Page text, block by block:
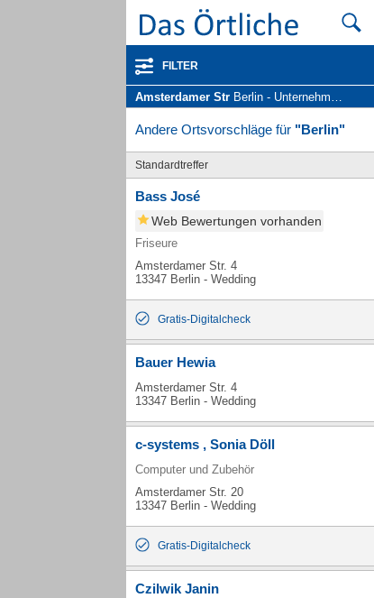
FILTER
Amsterdamer Str Berlin - Unternehmen und Personen
Andere Ortsvorschläge für "Berlin"
Standardtreffer
Bass José
Web Bewertungen vorhanden
Friseure
Amsterdamer Str. 4
13347 Berlin - Wedding
Gratis-Digitalcheck
Bauer Hewia
Amsterdamer Str. 4
13347 Berlin - Wedding
c-systems , Sonia Döll
Computer und Zubehör
Amsterdamer Str. 20
13347 Berlin - Wedding
Gratis-Digitalcheck
Czilwik Janin